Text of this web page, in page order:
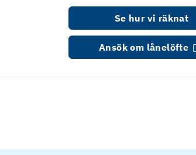
Se hur vi räknat
Ansök om lånelöfte